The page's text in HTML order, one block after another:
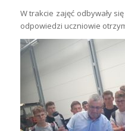
W trakcie zajęć odbywały
odpowiedzi uczniowie